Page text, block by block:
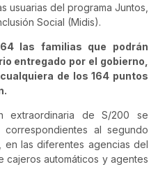
usuarias del programa Juntos,
Social (Midis).
las familias que podrán
entregado por el gobierno,
de los 164 puntos
extraordinaria de S/200 se
al segundo
las diferentes agencias del
cajeros automáticos y agentes